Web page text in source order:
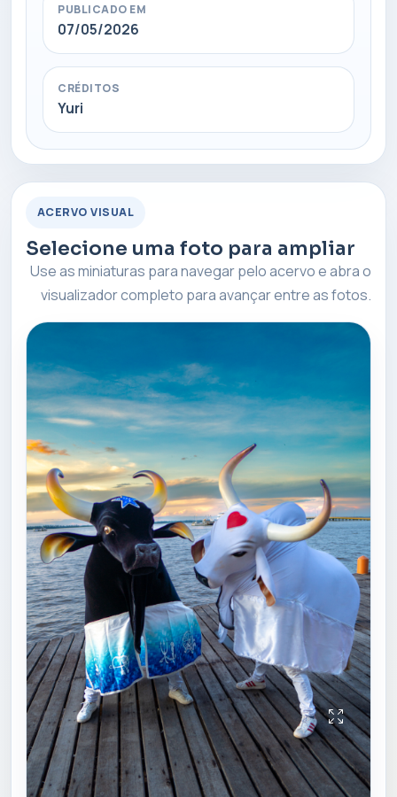
PUBLICADO EM
07/05/2026
CRÉDITOS
Yuri
ACERVO VISUAL
Selecione uma foto para ampliar
Use as miniaturas para navegar pelo acervo e abra o
visualizador completo para avançar entre as fotos.